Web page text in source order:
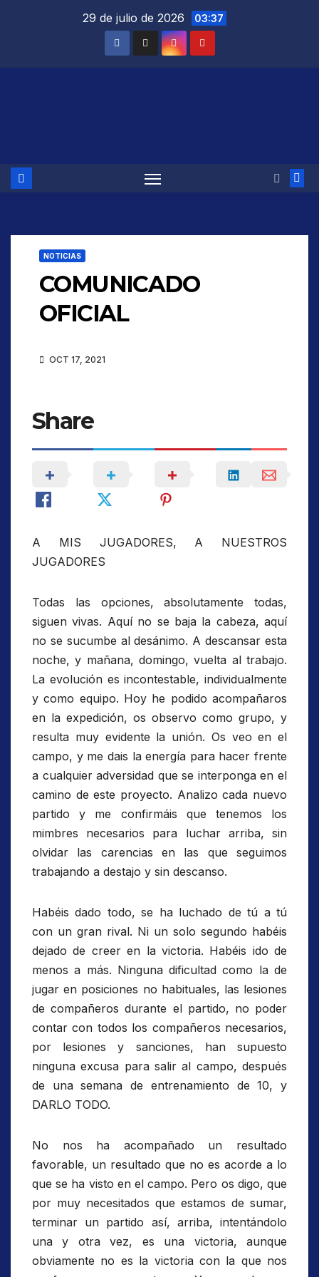
29 de julio de 2026 03:37
NOTICIAS
COMUNICADO
OFICIAL
OCT 17, 2021
Share
A MIS JUGADORES, A NUESTROS
JUGADORES
Todas las opciones, absolutamente todas,
siguen vivas. Aquí no se baja la cabeza, aquí
no se sucumbe al desánimo. A descansar esta
noche, y mañana, domingo, vuelta al trabajo.
La evolución es incontestable, individualmente
y como equipo. Hoy he podido acompañaros
en la expedición, os observo como grupo, y
resulta muy evidente la unión. Os veo en el
campo, y me dais la energía para hacer frente
a cualquier adversidad que se interponga en el
camino de este proyecto. Analizo cada nuevo
partido y me confirmáis que tenemos los
mimbres necesarios para luchar arriba, sin
olvidar las carencias en las que seguimos
trabajando a destajo y sin descanso.
Habéis dado todo, se ha luchado de tú a tú
con un gran rival. Ni un solo segundo habéis
dejado de creer en la victoria. Habéis ido de
menos a más. Ninguna dificultad como la de
jugar en posiciones no habituales, las lesiones
de compañeros durante el partido, no poder
contar con todos los compañeros necesarios,
por lesiones y sanciones, han supuesto
ninguna excusa para salir al campo, después
de una semana de entrenamiento de 10, y
DARLO TODO.
No nos ha acompañado un resultado
favorable, un resultado que no es acorde a lo
que se ha visto en el campo. Pero os digo, que
por muy necesitados que estamos de sumar,
terminar un partido así, arriba, intentándolo
una y otra vez, es una victoria, aunque
obviamente no es la victoria con la que nos